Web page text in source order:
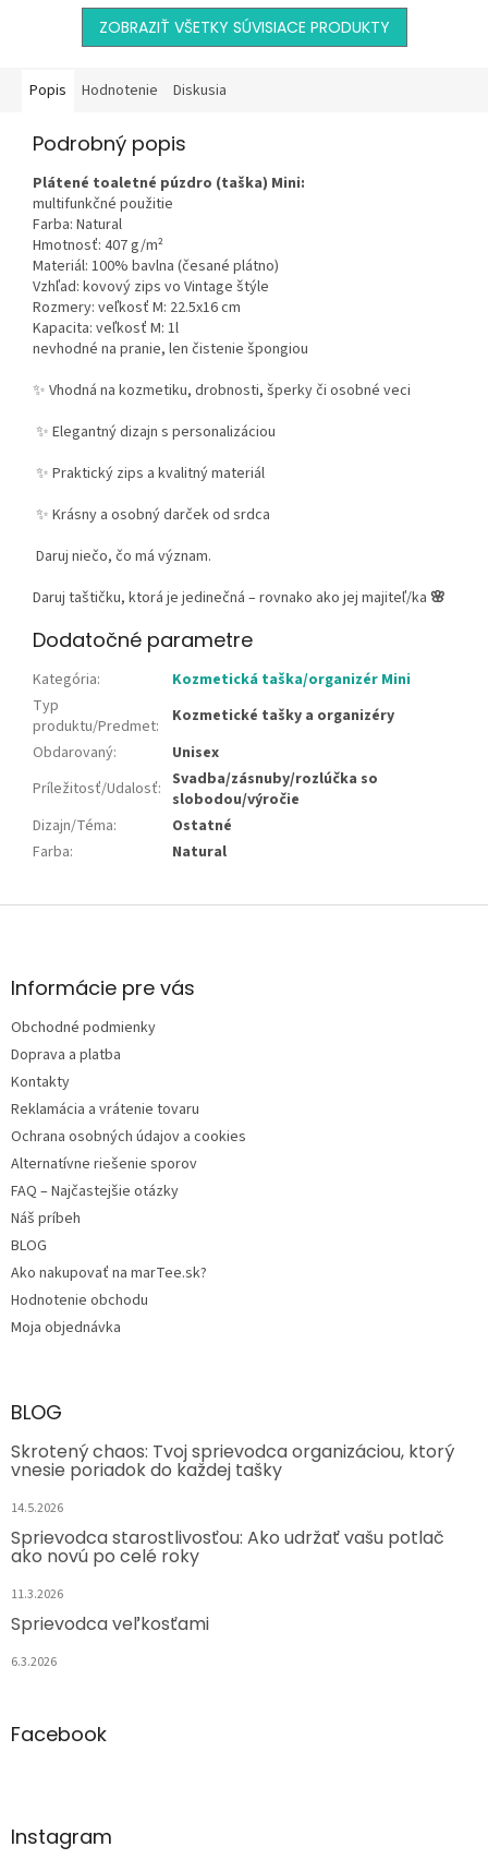
motívom,...
ZOBRAZIŤ VŠETKY SÚVISIACE PRODUKTY
Popis Hodnotenie Diskusia
Podrobný popis
Plátené toaletné púzdro (taška) Mini:
multifunkčné použitie
Farba: Natural
Hmotnosť: 407 g/m²
Materiál: 100% bavlna (česané plátno)
Vzhľad: kovový zips vo Vintage štýle
Rozmery: veľkosť M: 22.5x16 cm
Kapacita: veľkosť M: 1l
nevhodné na pranie, len čistenie špongiou
✨ Vhodná na kozmetiku, drobnosti, šperky či osobné veci
✨ Elegantný dizajn s personalizáciou
✨ Praktický zips a kvalitný materiál
✨ Krásny a osobný darček od srdca
Daruj niečo, čo má význam.
Daruj taštičku, ktorá je jedinečná – rovnako ako jej majiteľ/ka 🌸
Dodatočné parametre
Kategória:
Kozmetická taška/organizér Mini
Typ
produktu/Predmet:
Kozmetické tašky a organizéry
Obdarovaný:
Unisex
Príležitosť/Udalosť: Svadba/zásnuby/rozlúčka so
slobodou/výročie
Dizajn/Téma:
Ostatné
Farba: Natural
Z
ä
e
Informácie pre vás
Obchodné podmienky
Doprava a platba
Kontakty
Reklamácia a vrátenie tovaru
Ochrana osobných údajov a cookies
Alternatívne riešenie sporov
FAQ – Najčastejšie otázky
Náš príbeh
BLOG
Ako nakupovať na marTee.sk?
Hodnotenie obchodu
Moja objednávka
BLOG
Skrotený chaos: Tvoj sprievodca organizáciou, ktorý
vnesie poriadok do každej tašky
14.5.2026
Sprievodca starostlivosťou: Ako udržať vašu potlač
ako novú po celé roky
11.3.2026
Sprievodca veľkosťami
6.3.2026
Facebook
Instagram